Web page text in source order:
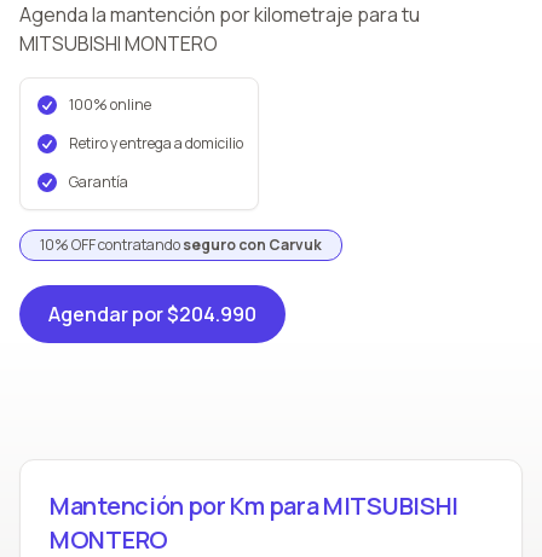
Agenda la mantención por kilometraje para tu
MITSUBISHIMONTERO
100% online
Retiro y entrega a domicilio
Garantía
10% OFF contratandoseguro con Carvuk
Agendarpor $204.990
Mantención por Km para MITSUBISHI
MONTERO